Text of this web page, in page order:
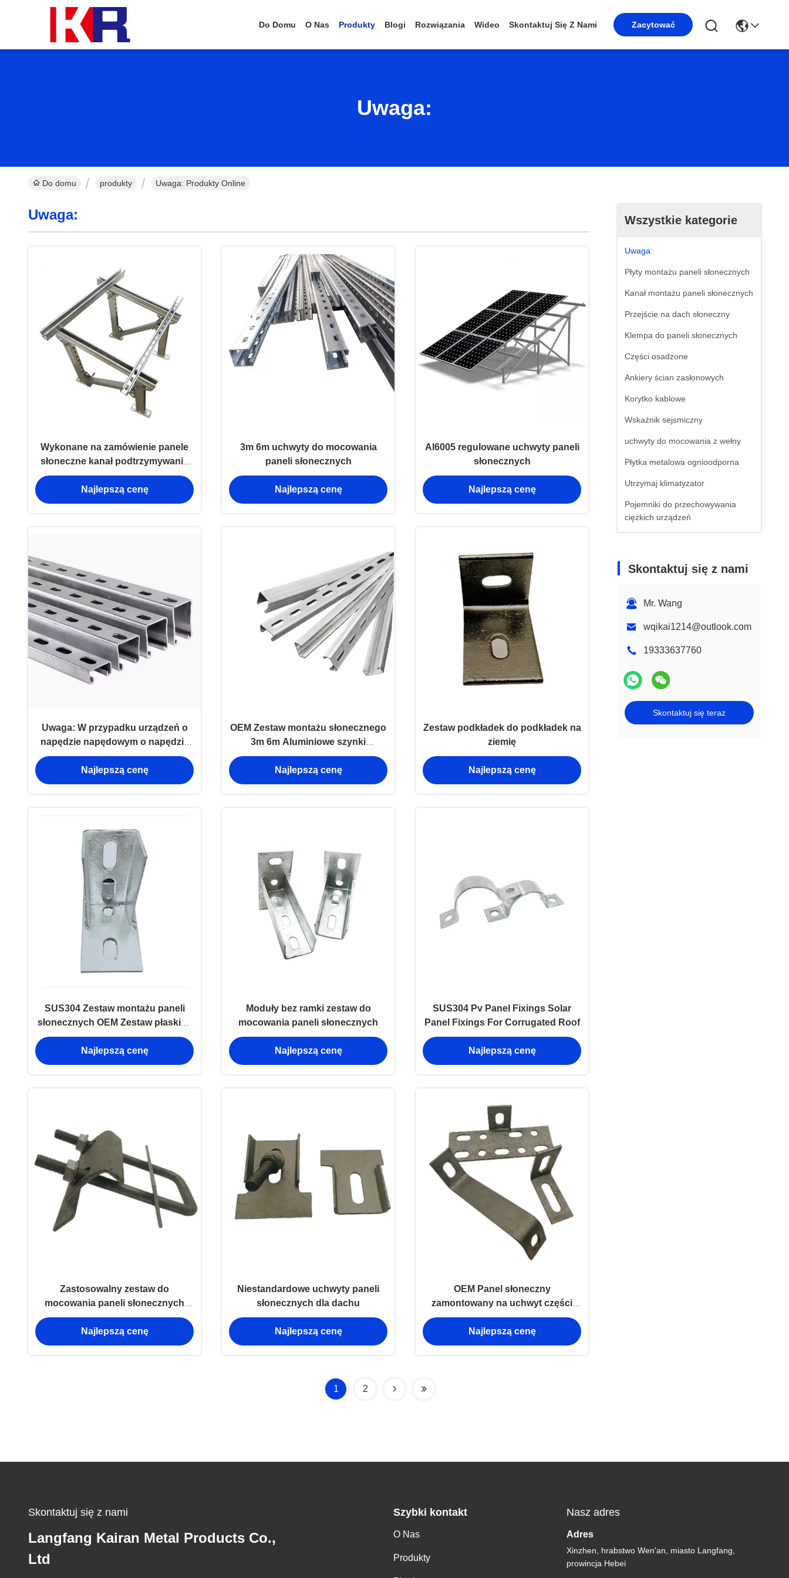
Do Domu O Nas Produkty Blogi Rozwiązania Wideo Skontaktuj Się Z Nami Zacytować
Uwaga:
Do domu produkty Uwaga: Produkty Online
Wszystkie kategorie
Uwaga:
Płyty montażu paneli słonecznych
Kanał montażu paneli słonecznych
Przejście na dach słoneczny
Klempa do paneli słonecznych
Części osadzone
Ankiery ścian zasłonowych
Korytko kablowe
Wskaźnik sejsmiczny
uchwyty do mocowania z wełny
Płytka metalowa ognioodporna
Utrzymaj klimatyzator
Pojemniki do przechowywania
ciężkich urządzeń
Skontaktuj się z nami
Mr. Wang
wqikai1214@outlook.com
19333637760
Skontaktuj się teraz
Uwaga:
Wykonane na zamówienie panele
słoneczne kanał podtrzymywania
Al6005 Panele słoneczne szynki i
uchwyty
Najlepszą cenę
3m 6m uchwyty do mocowania
paneli słonecznych
Najlepszą cenę
Al6005 regulowane uchwyty paneli
słonecznych
Najlepszą cenę
Uwaga: W przypadku urządzeń o
napędzie napędowym o napędzie
napędowym o napędzie
napędowym o napędzie
napędowym o napędzie
napędowym o napędzie
napędowym o napędzie
napędowym o napędzie
napędowym o napędzie
napędowym o napędzie
napędowym o napędzie
napędowym o napędzie
napędowym o napędzie
napędowym o napędzie
Najlepszą cenę
OEM Zestaw montażu słonecznego
3m 6m Aluminiowe szynki
montażowe paneli słonecznych
Najlepszą cenę
Zestaw podkładek do podkładek na
ziemię
Najlepszą cenę
SUS304 Zestaw montażu paneli
słonecznych OEM Zestaw płaskich
paneli słonecznych
Najlepszą cenę
Moduły bez ramki zestaw do
mocowania paneli słonecznych
Najlepszą cenę
SUS304 Pv Panel Fixings Solar
Panel Fixings For Corrugated Roof
Najlepszą cenę
Zastosowalny zestaw do
mocowania paneli słonecznych
OEM PV Bracket Components
Najlepszą cenę
Niestandardowe uchwyty paneli
słonecznych dla dachu
Najlepszą cenę
OEM Panel słoneczny
zamontowany na uchwyt części
Aluminiowy ramy paneli
słonecznych
Najlepszą cenę
1 2
Skontaktuj się z nami
Langfang Kairan Metal Products Co.,
Ltd
Szybki kontakt
O Nas
Produkty
Nasz adres
Adres
Xinzhen, hrabstwo Wen'an, miasto Langfang,
prowincja Hebei